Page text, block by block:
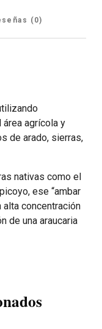
(0)
agrícola y
de arado, sierras,
nativas como el
ese “ambar
alta concentración
de una araucaria